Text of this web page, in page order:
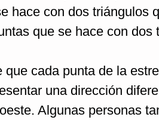
hace con dos triángulos
que se hace con
que cada punta de la
una dirección
Algunas personas